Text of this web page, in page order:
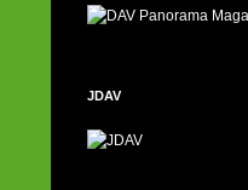
JDAV